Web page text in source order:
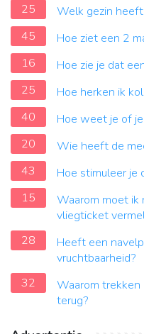
25
Welk gezin
45
Hoe ziet een 2
16
Hoe zie je dat
25
Hoe herken ik
40
Hoe weet je of
20
Wie heeft de
43
Hoe stimuleer je
15
Waarom moet ik
vliegticket
28
Heeft een
vruchtbaarheid?
32
Waarom trekken
terug?